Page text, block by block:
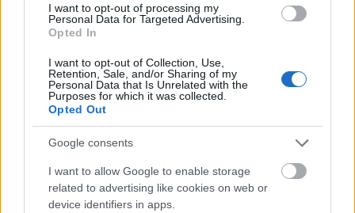
I want to opt-out of processing my
Personal Data for Targeted Advertising.
Opted In
I want to opt-out of Collection, Use,
Retention, Sale, and/or Sharing of my
Personal Data that Is Unrelated with the
Purposes for which it was collected.
Opted Out
Google consents
I want to allow Google to enable storage
related to advertising like cookies on web or
device identifiers in apps.
Pénz Lavór
VECSEI H. MIKLÓS A ZSÁMBÉKI NYÁRI